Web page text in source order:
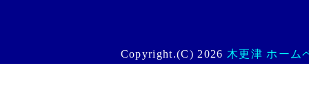
Copyright.(C) 2026 木更津 ホーム